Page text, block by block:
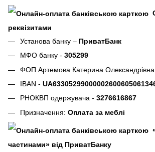
реквізитами
Установа банку – ПриватБанк
МФО банку - 305299
ФОП Артемова Катерина Олександрівна
IBAN -
РНОКВП одержувача - 3276616867
Призначення: Оплата за меблі
частинами» від ПриватБанку